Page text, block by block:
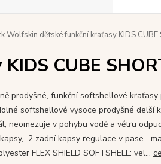
Wolfskin dětské funkční kraťasy KIDS
CUBE
prodyšné, funkční softshellové kraťasy
softshellové vysoce prodyšné delší
neomezuje v pohybu vodě a větru
2 zadní kapsy regulace v pase
FLEX SHIELD SOFTSHELL: vel...